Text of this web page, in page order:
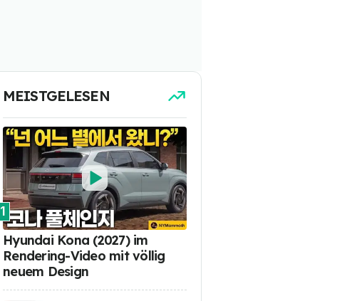
MEISTGELESEN
1
Hyundai Kona (2027) im
Rendering-Video mit völlig
neuem Design